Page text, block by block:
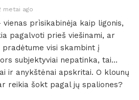
metai ago
prìsikabinėja kaip ligonis,
pagalvoti prieš viešinami, ar
visi skambint į
subjektyviai nepatinka, tai…
ir anykštėnai apskritai. O klounų
reikia šokt pagal jų spaliones?